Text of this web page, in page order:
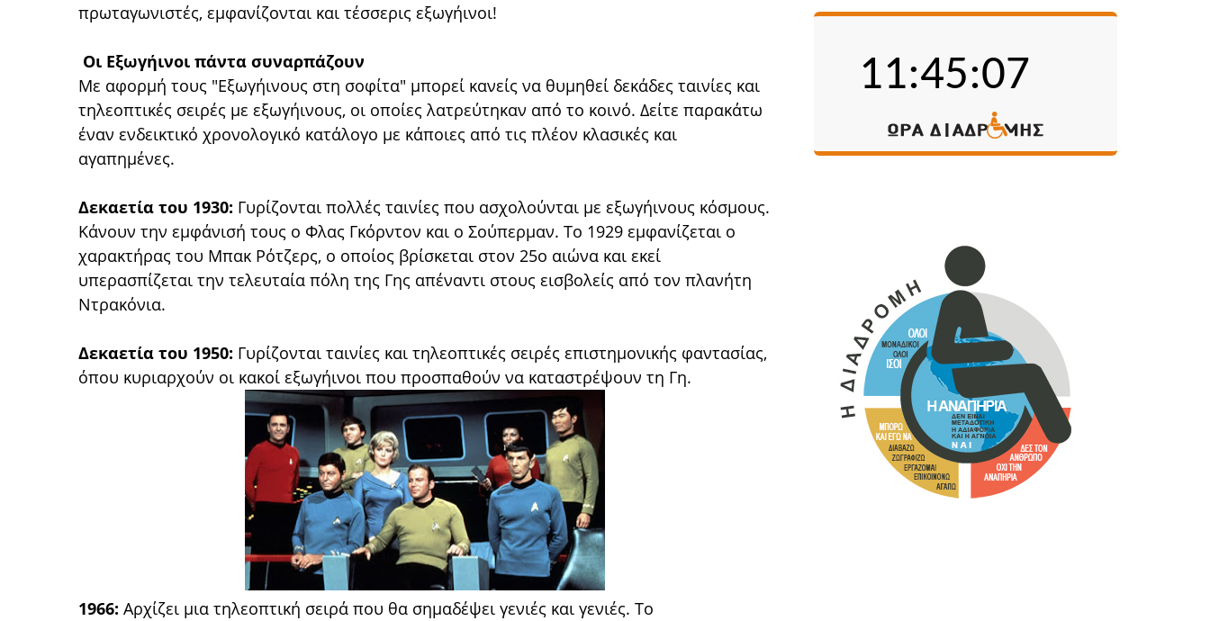
πρωταγωνιστές, εμφανίζονται και τέσσερις εξωγήινοι!
Οι Εξωγήινοι πάντα συναρπάζουν
Με αφορμή τους "Εξωγήινους στη σοφίτα" μπορεί κανείς να θυμηθεί δεκάδες ταινίες και
τηλεοπτικές σειρές με εξωγήινους, οι οποίες λατρεύτηκαν από το κοινό. Δείτε παρακάτω
έναν ενδεικτικό χρονολογικό κατάλογο με κάποιες από τις πλέον κλασικές και
αγαπημένες.
Δεκαετία του 1930: Γυρίζονται πολλές ταινίες που ασχολούνται με εξωγήινους κόσμους.
Κάνουν την εμφάνισή τους ο Φλας Γκόρντον και ο Σούπερμαν. Το 1929 εμφανίζεται ο
χαρακτήρας του Μπακ Ρότζερς, ο οποίος βρίσκεται στον 25ο αιώνα και εκεί
υπερασπίζεται την τελευταία πόλη της Γης απέναντι στους εισβολείς από τον πλανήτη
Ντρακόνια.
Δεκαετία του 1950: Γυρίζονται ταινίες και τηλεοπτικές σειρές επιστημονικής φαντασίας,
όπου κυριαρχούν οι κακοί εξωγήινοι που προσπαθούν να καταστρέψουν τη Γη.
1966: Αρχίζει μια τηλεοπτική σειρά που θα σημαδέψει γενιές και γενιές. Το